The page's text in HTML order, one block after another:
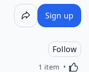
Sign up
Follow
1 item